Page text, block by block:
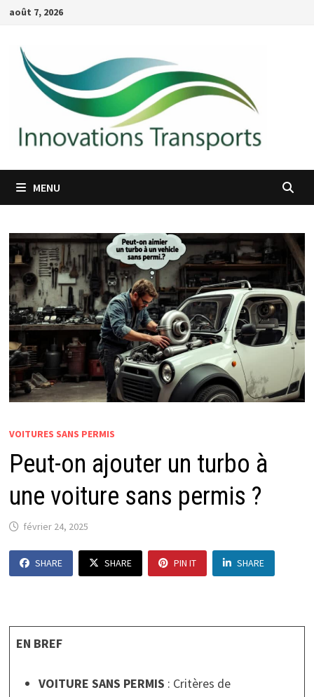
Passer
contenu
août 7, 2026
MENU
VOITURES SANS PERMIS
Peut-on ajouter un turbo à
une voiture sans permis ?
février 24, 2025
SHARE SHARE PIN IT SHARE
EN BREF
VOITURE SANS PERMIS : Critères de